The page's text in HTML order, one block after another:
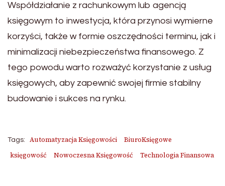
Współdziałanie z rachunkowym lub agencją
księgowym to inwestycja, która przynosi wymierne
korzyści, także w formie oszczędności terminu, jak i
minimalizacji niebezpieczeństwa finansowego. Z
tego powodu warto rozważyć korzystanie z usług
księgowych, aby zapewnić swojej firmie stabilny
budowanie i sukces na rynku.
Tags: Automatyzacja Księgowości
BiuroKsięgowe
księgowość
Nowoczesna Księgowość Technologia Finansowa